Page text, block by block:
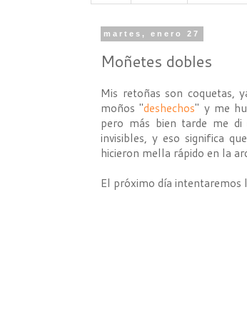
martes, enero 27
Moñetes dobles
Mis retoñas son coquetas,
moños "deshechos" y me
pero más bien tarde me
invisibles, y eso significa
hicieron mella rápido en la
El próximo día intentaremos